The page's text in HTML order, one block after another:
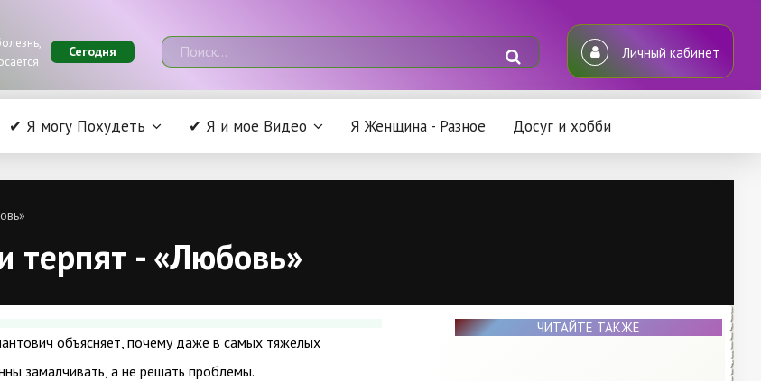
Сегодня Личный кабинет
✔ Я могу Похудеть ✔ Я и мое Видео Я Женщина - Разное Досуг и хобби
- «Любовь»
объясняет, почему даже в самых тяжелых
замалчивать, а не решать проблемы.
ЧИТАЙТЕ ТАКЖЕ